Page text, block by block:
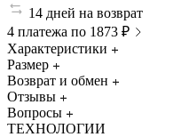
14 дней на возврат
4 платежа по 1873 ₽
Характеристики
Размер
Возврат и обмен
Отзывы
Вопросы
ТЕХНОЛОГИИ